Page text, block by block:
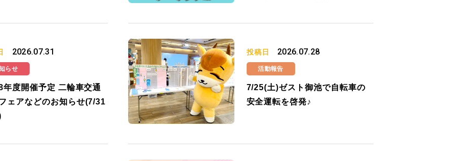
2026.07.31
らせ
年度開催予定 二輪車交通
ェアなどのお知らせ(7/31
投稿日 2026.07.28
活動報告
7/25(土)ゼスト御池で自転車の
安全運転を啓発♪